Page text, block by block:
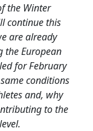
the Winter
continue this
are already
the European
for February
conditions
and, why
to the